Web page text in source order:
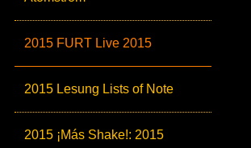
2015 FURT Live 2015
2015 Lesung Lists of Note
2015 ¡Más Shake!: 2015